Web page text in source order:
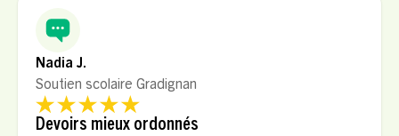
Nadia J.
Soutien scolaire Gradignan
Devoirs mieux ordonnés